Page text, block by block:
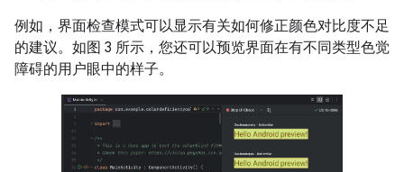
例如，界面检查模式可以显示有关如何修正颜色对比度不足
的建议。如图 3 所示，您还可以预览界面在有不同类型色觉
障碍的用户眼中的样子。